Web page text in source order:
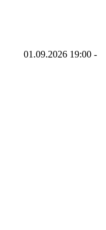
01.09.2026 19:00 -